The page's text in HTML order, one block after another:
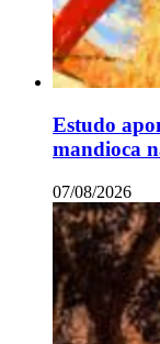
Estudo
mandioca
07/08/2026